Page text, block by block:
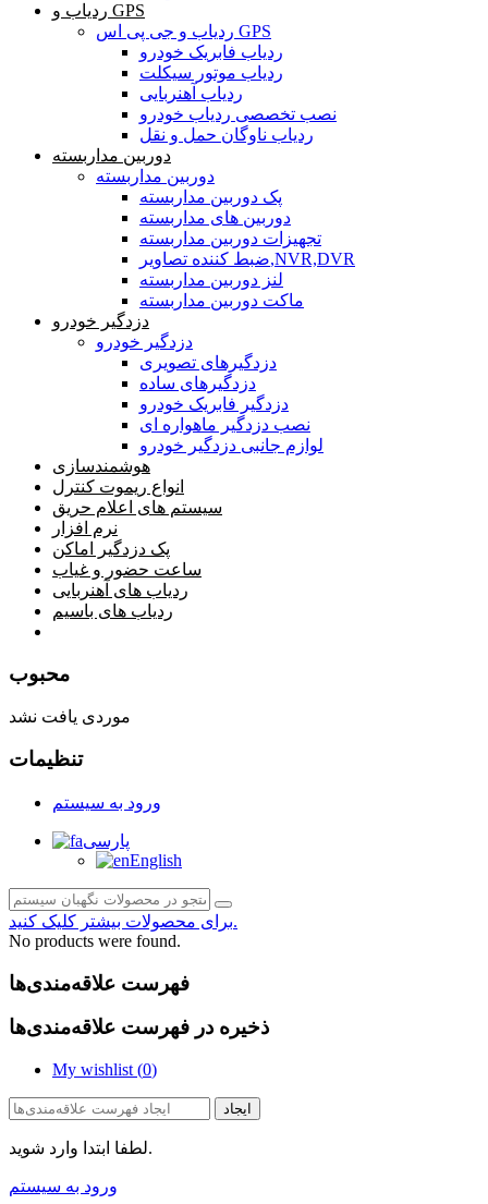
ردیاب و GPS
ردیاب و جی پی اس GPS
ردیاب فابریک خودرو
ردیاب موتور سیکلت
ردیاب آهنربایی
نصب تخصصی ردیاب خودرو
ردیاب ناوگان حمل و نقل
دوربین مداربسته
دوربین مداربسته
پک دوربین مداربسته
دوربین های مداربسته
تجهیزات دوربین مداربسته
ضبط کننده تصاویر,NVR,DVR
لنز دوربین مداربسته
ماکت دوربین مداربسته
دزدگیر خودرو
دزدگیر خودرو
دزدگیرهای تصویری
دزدگیرهای ساده
دزدگیر فابریک خودرو
نصب دزدگیر ماهواره ای
لوازم جانبی دزدگیر خودرو
هوشمندسازی
انواع ریموت کنترل
سیستم های اعلام حریق
نرم افزار
پک دزدگیر اماکن
ساعت حضور و غیاب
ردیاب های آهنربایی
ردیاب های باسیم
محبوب
موردی یافت نشد
تنظیمات
ورود به سیستم
پارسی
English
برای محصولات بیشتر کلیک کنید.
No products were found.
فهرست علاقه‌مندی‌ها
ذخیره در فهرست علاقه‌مندی‌ها
My wishlist (0)
ایجاد
لطفا ابتدا وارد شوید.
ورود به سیستم